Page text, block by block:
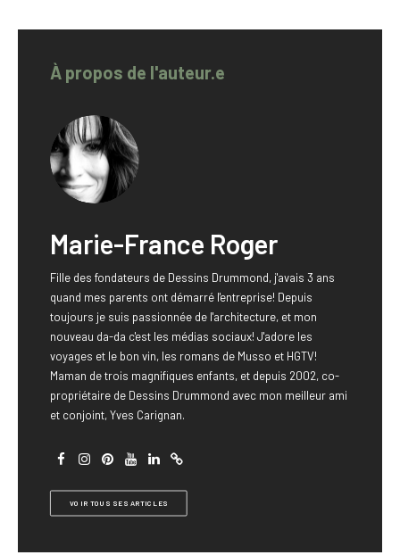
À propos de l'auteur.e
Marie-France Roger
Fille des fondateurs de Dessins Drummond, j'avais 3 ans
quand mes parents ont démarré l'entreprise! Depuis
toujours je suis passionnée de l'architecture, et mon
nouveau da-da c'est les médias sociaux! J'adore les
voyages et le bon vin, les romans de Musso et HGTV!
Maman de trois magnifiques enfants, et depuis 2002, co-
propriétaire de Dessins Drummond avec mon meilleur ami
et conjoint, Yves Carignan.
VOIR TOUS SES ARTICLES